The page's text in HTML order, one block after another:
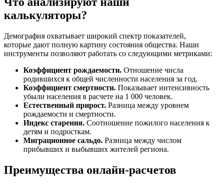
калькуляторы?
Демография охватывает широкий спектр показателей,
которые дают полную картину состояния общества. Наши
инструменты позволяют работать со следующими метриками:
Коэффициент рождаемости. Отношение числа
родившихся к общей численности населения за год.
Коэффициент смертности. Показывает интенсивность
убыли населения в расчете на 1 000 человек.
Естественный прирост. Разница между уровнем
рождаемости и смертности.
Индекс старения. Соотношение пожилого населения к
детям и подросткам.
Миграционное сальдо. Разница между числом
прибывших и выбывших жителей региона.
Преимущества онлайн-расчетов